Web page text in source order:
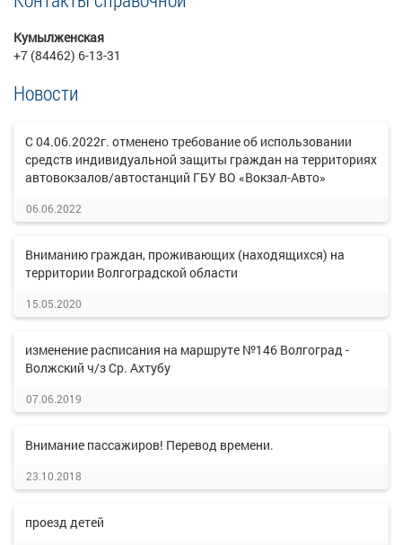
Кумылженская
+7 (84462) 6-13-31
Новости
С 04.06.2022г. отменено требование об использовании
средств индивидуальной защиты граждан на территориях
автовокзалов/автостанций ГБУ ВО «Вокзал-Авто»
06.06.2022
Вниманию граждан, проживающих (находящихся) на
территории Волгоградской области
15.05.2020
изменение расписания на маршруте №146 Волгоград -
Волжский ч/з Ср. Ахтубу
07.06.2019
Внимание пассажиров! Перевод времени.
23.10.2018
проезд детей